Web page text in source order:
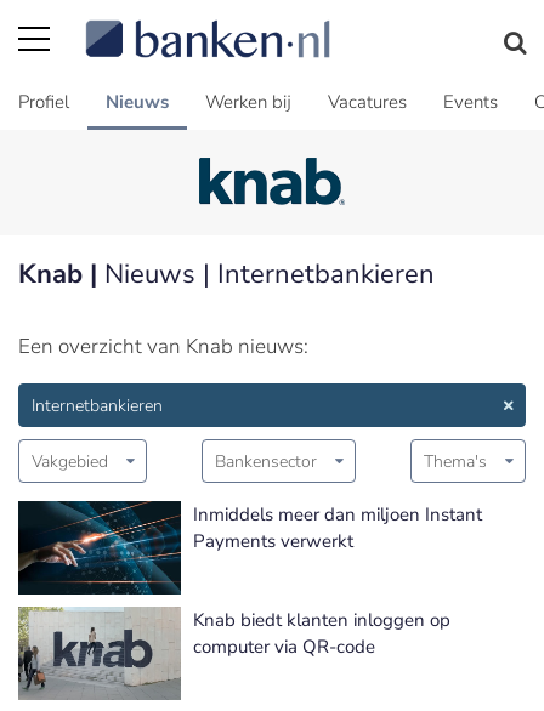
Profiel Nieuws Werken bij Vacatures Events
Knab | Nieuws | Internetbankieren
Een overzicht van Knab nieuws:
Internetbankieren
Vakgebied Bankensector Thema's
Inmiddels meer dan miljoen Instant
Payments verwerkt
Knab biedt klanten inloggen op
computer via QR-code